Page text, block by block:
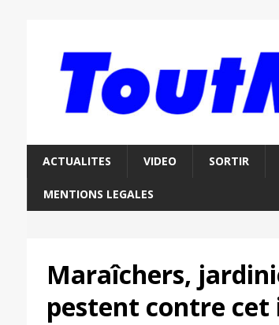
ACTUALITES VIDEO SORTIR
MENTIONS LEGALES
Maraîchers,
pestent contre